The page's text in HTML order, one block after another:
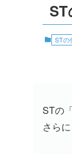
ST
STの
STの
さら